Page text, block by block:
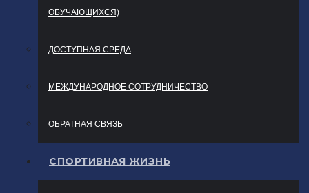
ОБУЧАЮЩИХСЯ)
ДОСТУПНАЯ СРЕДА
МЕЖДУНАРОДНОЕ СОТРУДНИЧЕСТВО
ОБРАТНАЯ СВЯЗЬ
СПОРТИВНАЯ ЖИЗНЬ